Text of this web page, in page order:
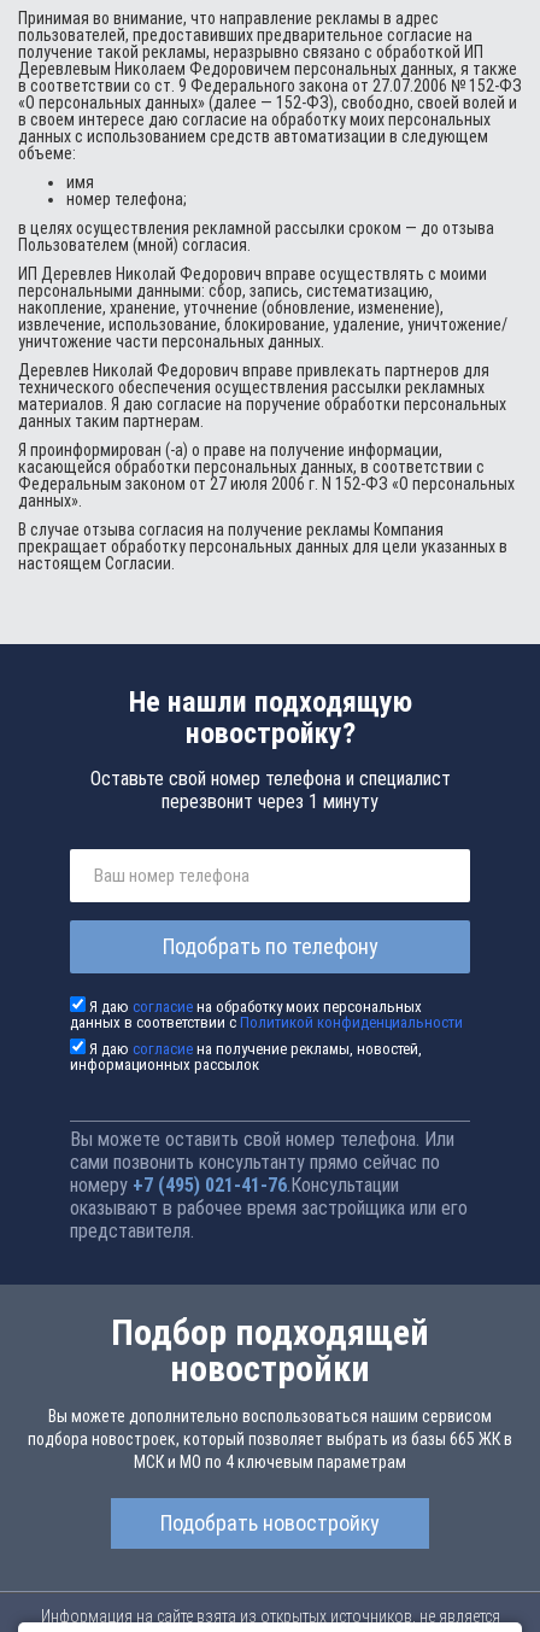
Принимая во внимание, что направление рекламы в адрес
пользователей, предоставивших предварительное согласие на
получение такой рекламы, неразрывно связано с обработкой ИП
Деревлевым Николаем Федоровичем персональных данных, я также
в соответствии со ст. 9 Федерального закона от 27.07.2006 № 152-ФЗ
«О персональных данных» (далее — 152-ФЗ), свободно, своей волей и
в своем интересе даю согласие на обработку моих персональных
данных с использованием средств автоматизации в следующем
объеме:
имя
номер телефона;
в целях осуществления рекламной рассылки сроком — до отзыва
Пользователем (мной) согласия.
ИП Деревлев Николай Федорович вправе осуществлять с моими
персональными данными: сбор, запись, систематизацию,
накопление, хранение, уточнение (обновление, изменение),
извлечение, использование, блокирование, удаление, уничтожение/
уничтожение части персональных данных.
Деревлев Николай Федорович вправе привлекать партнеров для
технического обеспечения осуществления рассылки рекламных
материалов. Я даю согласие на поручение обработки персональных
данных таким партнерам.
Я проинформирован (-а) о праве на получение информации,
касающейся обработки персональных данных, в соответствии с
Федеральным законом от 27 июля 2006 г. N 152-ФЗ «О персональных
данных».
В случае отзыва согласия на получение рекламы Компания
прекращает обработку персональных данных для цели указанных в
настоящем Согласии.
Не нашли подходящую
новостройку?
Оставьте свой номер телефона и специалист
перезвонит через 1 минуту
Подобрать по телефону
Я даюсогласие на обработку моих персональных
данных в соответствии сПолитикой конфиденциальности
Я даюсогласие на получение рекламы, новостей,
информационных рассылок
Вы можете оставить свой номер телефона. Или
сами позвонить консультанту прямо сейчас по
номеру +7 (495) 021-41-76.Консультации
оказывают в рабочее время застройщика или его
представителя.
Подбор подходящей
новостройки
Вы можете дополнительно воспользоваться нашим сервисом
подбора новостроек, который позволяет выбрать из базы 665 ЖК в
МСК и МО по 4 ключевым параметрам
Подобрать новостройку
Информация на сайте взята из открытых источников, не является